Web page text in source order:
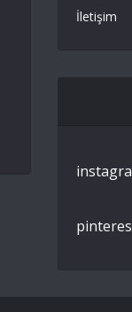
İletişim